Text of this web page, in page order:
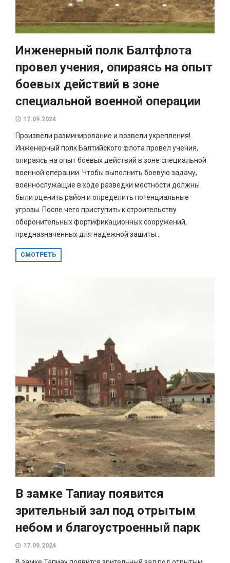
Инженерный полк Балтфлота
провел учения, опираясь на опыт
боевых действий в зоне
специальной военной операции
17.09.2024
Произвели разминирование и возвели укрепления!
Инженерный полк Балтийского флота провел учения,
опираясь на опыт боевых действий в зоне специальной
военной операции. Чтобы выполнить боевую задачу,
военнослужащие в ходе разведки местности должны
были оценить район и определить потенциальные
угрозы. После чего приступить к строительству
оборонительных фортификационных сооружений,
предназначенных для надежной зашиты...
СМОТРЕТЬ
В замке Тапиау появится
зрительный зал под отрытым
небом и благоустроенный парк
17.09.2024